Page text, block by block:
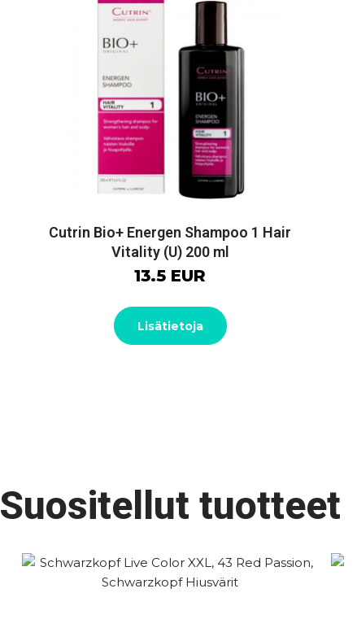
Cutrin Bio+ Energen Shampoo 1 Hair
Vitality (U) 200 ml
13.5 EUR
Lisätietoja
Suositellut tuotteet